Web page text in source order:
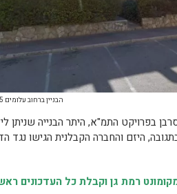
הבניין ברחוב עלומים 11-15. צילום: צילום מסך מתוך גוגל סטריט וויו
בפרויקט התמ"א, היתר הבנייה שניתן
היזם והחברה הקבלנית הגישו נגד
רמת גן וקבלת כל העדכונים